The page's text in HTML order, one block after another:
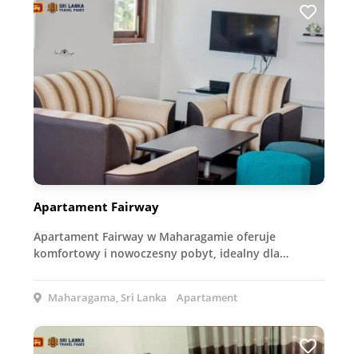
Apartament Fairway
Apartament Fairway w Maharagamie oferuje
komfortowy i nowoczesny pobyt, idealny dla…
Maharagama, Sri Lanka Apartament